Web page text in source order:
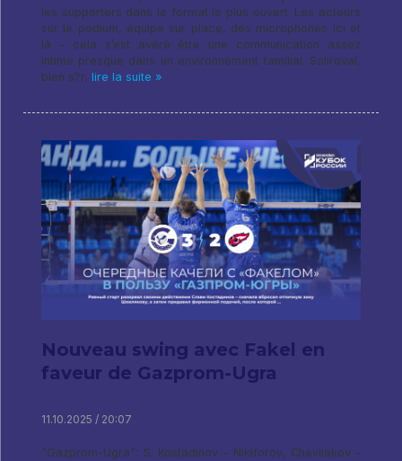
les supporters dans le format le plus ouvert. Les acteurs
sur le podium, équipe sur place, des microphones ici et
là – cela s’est avéré être une communication assez
intime presque dans un environnement familial. Soliroval,
bien s?r, lire la suite »
Nouveau swing avec Fakel en
faveur de Gazprom-Ugra
11.10.2025 / 20:07
"Gazprom-Ugra": S. Kostadinov – Nikiforov, Chevliakov –